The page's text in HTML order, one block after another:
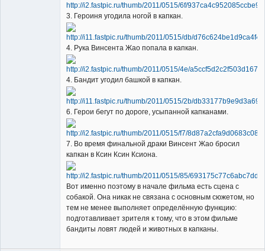
3. Героиня угодила ногой в капкан.
4. Рука Винсента Жао попала в капкан.
4. Бандит угодил башкой в капкан.
6. Герои бегут по дороге, усыпанной капканами.
7. Во время финальной драки Винсент Жао бросил
капкан в Ксин Ксин Ксиона.
Вот именно поэтому в начале фильма есть сцена с
собакой. Она никак не связана с основным сюжетом, но
тем не менее выполняет определённую функцию:
подготавливает зрителя к тому, что в этом фильме
бандиты ловят людей и животных в капканы.